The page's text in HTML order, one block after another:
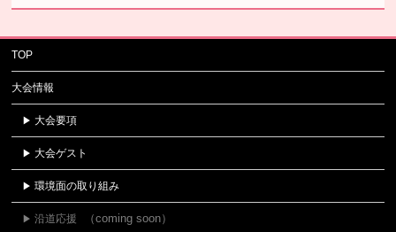
TOP
大会情報
大会要項
大会ゲスト
環境面の取り組み
沿道応援